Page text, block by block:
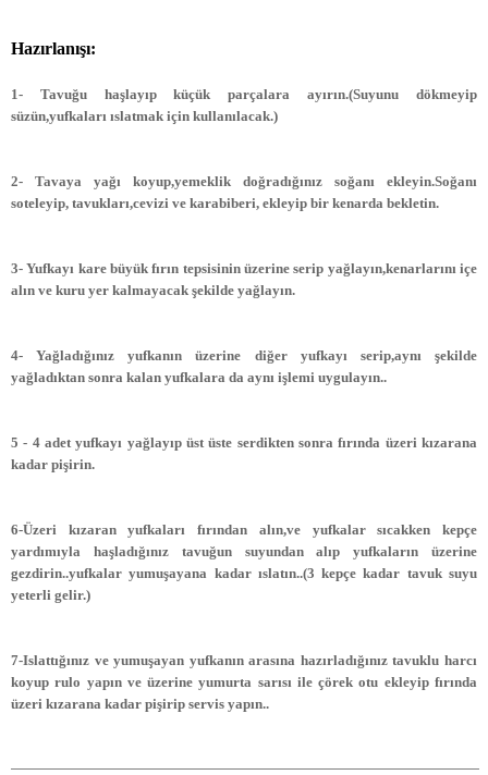
Hazırlanışı:
1- Tavuğu haşlayıp küçük parçalara ayırın.(Suyunu dökmeyip
süzün,yufkaları ıslatmak için kullanılacak.)
2- Tavaya yağı koyup,yemeklik doğradığınız soğanı ekleyin.Soğanı
soteleyip, tavukları,cevizi ve karabiberi, ekleyip bir kenarda bekletin.
3- Yufkayı kare büyük fırın tepsisinin üzerine serip yağlayın,kenarlarını içe
alın ve kuru yer kalmayacak şekilde yağlayın.
4- Yağladığınız yufkanın üzerine diğer yufkayı serip,aynı şekilde
yağladıktan sonra kalan yufkalara da aynı işlemi uygulayın..
5 - 4 adet yufkayı yağlayıp üst üste serdikten sonra fırında üzeri kızarana
kadar pişirin.
6-Üzeri kızaran yufkaları fırından alın,ve yufkalar sıcakken kepçe
yardımıyla haşladığınız tavuğun suyundan alıp yufkaların üzerine
gezdirin..yufkalar yumuşayana kadar ıslatın..(3 kepçe kadar tavuk suyu
yeterli gelir.)
7-Islattığınız ve yumuşayan yufkanın arasına hazırladığınız tavuklu harcı
koyup rulo yapın ve üzerine yumurta sarısı ile çörek otu ekleyip fırında
üzeri kızarana kadar pişirip servis yapın..